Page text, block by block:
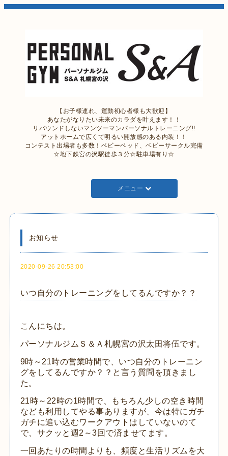
【お子様連れ、運動初心者様も大歓迎】
あなたがなりたい未来のカラダを叶えます！！
リバウンドしないマンツーマンパーソナルトレーニング!!
アットホームで広くて明るい開放感のある内装！！
コンテスト出場者も多数！ベビーベッド、ベビーサークル完備
☆地下鉄宮の沢駅徒歩３分☆駐車場有り☆
メニュー
お知らせ
2020-09-26 20:53:00
いつ自分のトレーニングをしてるんですか？？
こんにちは。
パーソナルジムＳ＆Ａ札幌宮の沢太田将伍です。
9時～21時の営業時間で、いつ自分のトレーニン
グをしてるんですか？？と言う質問を頂きまし
た。
21時～22時の1時間で、もちろん少しの空き時間
なども利用してやる事ありますが、今は特にガチ
ガチに追い込むワークアウトはしていないのて
で、サクッと週2～3回で済ませてます。
一回あたりの時間よりも、頻度と生活リズムを大